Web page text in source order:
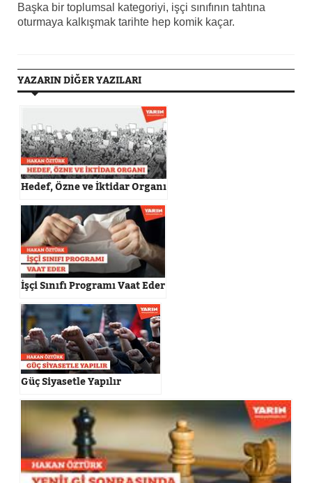
Başka bir toplumsal kategoriyi, işçi sınıfının tahtına
oturmaya kalkışmak tarihte hep komik kaçar.
YAZARIN DİĞER YAZILARI
Hedef, Özne ve İktidar Organı
İşçi Sınıfı Programı Vaat Eder
Güç Siyasetle Yapılır